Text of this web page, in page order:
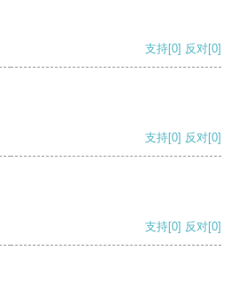
支持[0] 反对[0]
支持[0] 反对[0]
支持[0] 反对[0]